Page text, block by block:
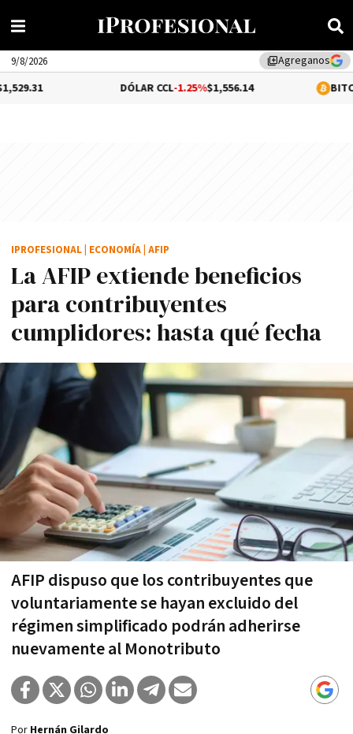
library_addAgreganos
9/8/2026
-1.25%$1,556.14 0.06%
La AFIP extiende beneficios
para contribuyentes
cumplidores: hasta qué fecha
AFIP dispuso que los contribuyentes que
voluntariamente se hayan excluido del
régimen simplificado podrán adherirse
nuevamente al Monotributo
IPROFESIONAL ECONOMÍA AFIP
Por Hernán Gilardo